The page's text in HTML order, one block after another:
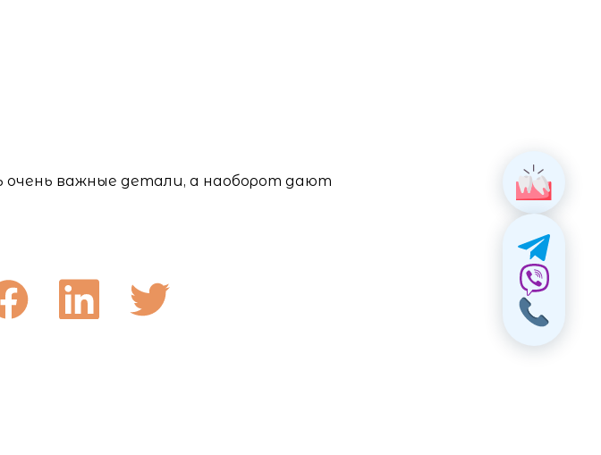
важные детали, а наоборот дают